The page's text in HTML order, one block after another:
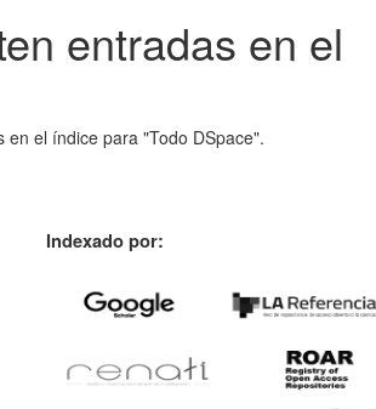
entradas en el
en el índice para "Todo DSpace".
Indexado por: